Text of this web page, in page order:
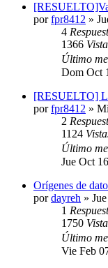
porfpr8412 »
4
1366
Último
Dom Oct
[RESUELTO]
porfpr8412 »
2
1124
Último
Jue Oct
Orígenes de
pordayreh »
1
1750
Último
Vie Feb